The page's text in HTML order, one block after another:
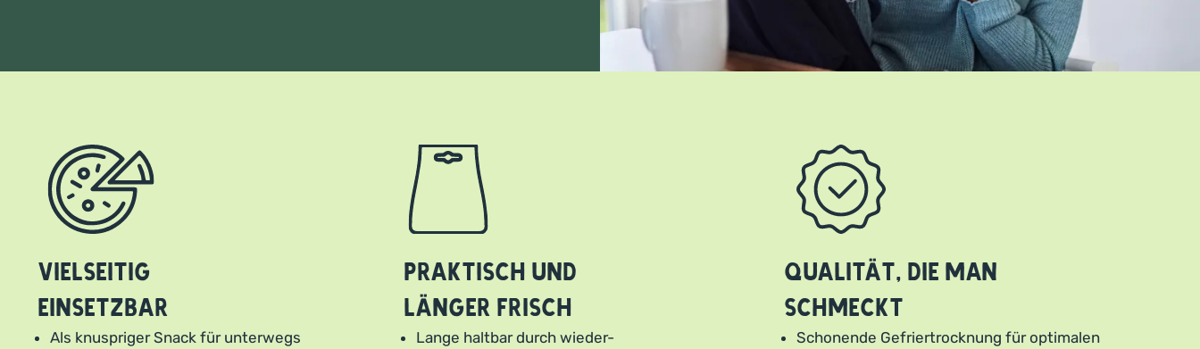
Vielseitig
einsetzbar
Als knuspriger Snack für unterwegs
Praktisch und
länger frisch
Lange haltbar durch wieder-
Qualität, die man
schmeckt
Schonende Gefriertrocknung für optimalen